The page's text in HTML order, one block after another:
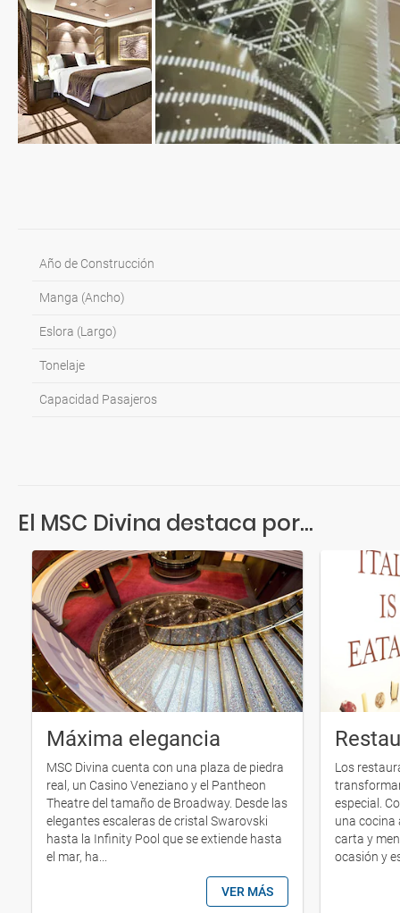
Llegada: 07:00H
Año de Construcción
Manga (Ancho)
Eslora (Largo)
Tonelaje
Capacidad Pasajeros
El MSC Divina destaca por...
Máxima elegancia
MSC Divina cuenta con una plaza de piedra
real, un Casino Veneziano y el Pantheon
Theatre del tamaño de Broadway. Desde las
elegantes escaleras de cristal Swarovski
hasta la Infinity Pool que se extiende hasta
el mar, ha...
VER MÁS
Los
especial.
una cocina
carta y
ocasión y